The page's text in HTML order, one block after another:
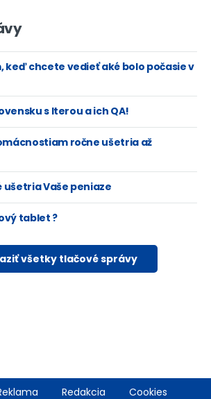
keď chcete vedieť aké bolo počasie v
s Iterou a ich QA!
ročne ušetria až
Vaše peniaze
tablet ?
všetky tlačové správy
Redakcia Cookies